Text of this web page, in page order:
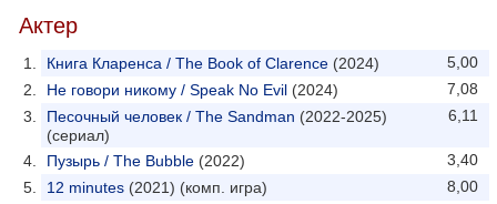
Актер
5,00
Книга Кларенса / The Book of Clarence (2024)
7,08
Не говори никому / Speak No Evil (2024)
6,11
Песочный человек / The Sandman (2022-2025)
(сериал)
3,40
Пузырь / The Bubble (2022)
8,00
12 minutes (2021) (комп. игра)